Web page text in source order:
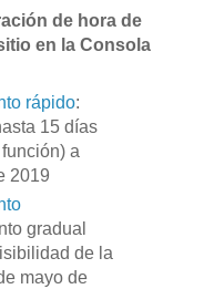
de hora de
en la Consola
rápido:
15 días
a
2019
gradual
de la
mayo de